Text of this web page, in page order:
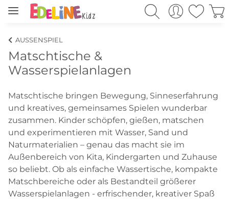
AUSSENSPIEL
Matschtische &
Wasserspielanlagen
Matschtische bringen Bewegung, Sinneserfahrung
und kreatives, gemeinsames Spielen wunderbar
zusammen. Kinder schöpfen, gießen, matschen
und experimentieren mit Wasser, Sand und
Naturmaterialien – genau das macht sie im
Außenbereich von Kita, Kindergarten und Zuhause
so beliebt. Ob als einfache Wassertische, kompakte
Matschbereiche oder als Bestandteil größerer
Wasserspielanlagen - erfrischender, kreativer Spaß